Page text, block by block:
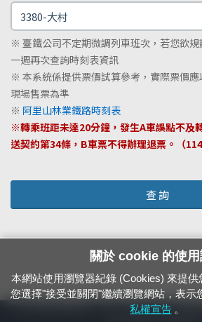
※ 臺鐵公司不定期微調列車班次，若您欲
一週再次查詢時刻表資訊
※ 本系統係提供票價試算參考，實際票價
現場售票為準
※ 阿里山林業鐵路時刻表
※轉乘班距未達20分鐘，發生A車誤點不及
送契約第34條，B車票不得辦理退票。（
查 詢
24小時緊急通報電話：1933（市話、手機，僅限
關於 cookie 的使用
本網站使用瀏覽器紀錄 (Cookies) 來提
您選擇"接受並關閉"繼續瀏覽網站，表示
私權宣告 。